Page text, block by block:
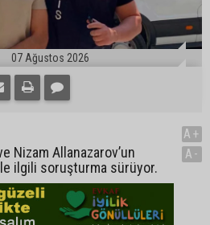
07 Ağustos 2026
Nizam Allanazarov’un
ilgili soruşturma sürüyor.
A+
A-